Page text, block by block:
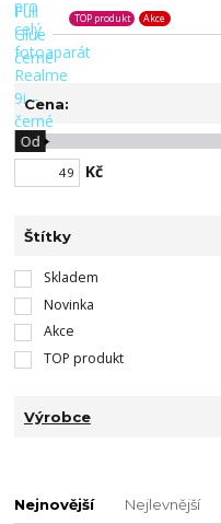
TOP produkt Akce
Cena:
Kč
Od
Štítky
Skladem
Novinka
Akce
TOP produkt
Výrobce
Nejnovější Nejlevnější